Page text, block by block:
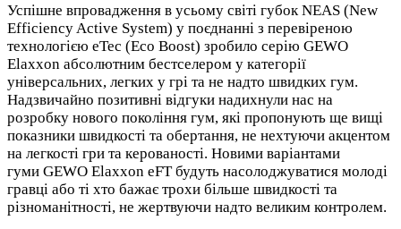
Успішне впровадження в усьому світі губок NEAS (New
Efficiency Active System) у поєднанні з перевіреною
технологією eTec (Eco Boost) зробило серію GEWO
Elaxxon абсолютним бестселером у категорії
універсальних, легких у грі та не надто швидких гум.
Надзвичайно позитивні відгуки надихнули нас на
розробку нового покоління гум, які пропонують ще вищі
показники швидкості та обертання, не нехтуючи акцентом
на легкості гри та керованості. Новими варіантами
гуми GEWO Elaxxon eFT будуть насолоджуватися молоді
гравці або ті хто бажає трохи більше швидкості та
різноманітності, не жертвуючи надто великим контролем.